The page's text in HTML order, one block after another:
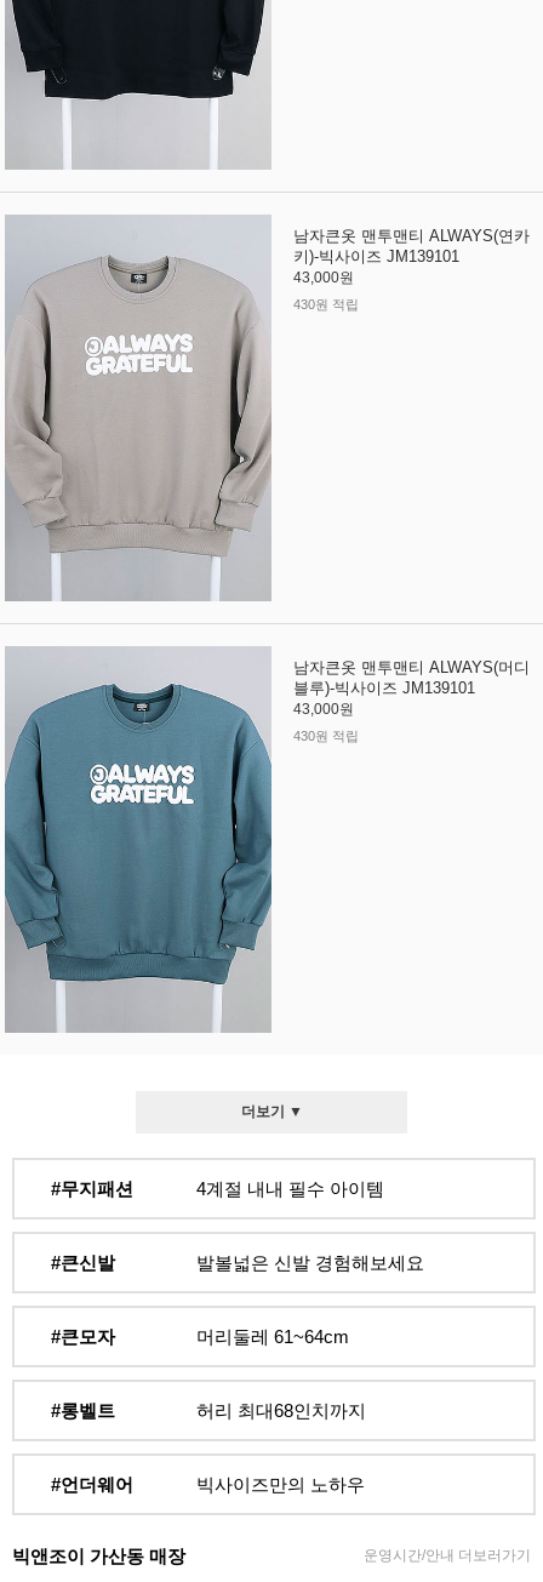
남자큰옷 맨투맨티 ALWAYS(연카
키)-빅사이즈 JM139101
43,000원
430원 적립
남자큰옷 맨투맨티 ALWAYS(머디
블루)-빅사이즈 JM139101
43,000원
430원 적립
더보기 ▼
#무지패션 4계절 내내 필수 아이템
#큰신발 발볼넓은 신발 경험해보세요
#큰모자 머리둘레 61~64cm
#롱벨트 허리 최대68인치까지
#언더웨어 빅사이즈만의 노하우
빅앤조이 가산동 매장 운영시간/안내 더보러가기